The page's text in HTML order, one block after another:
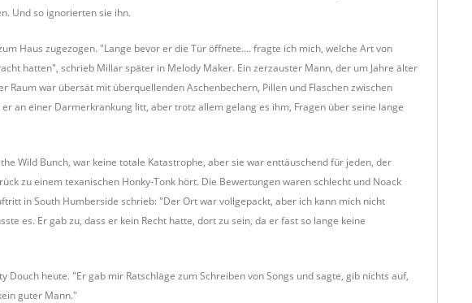
Und so ignorierten sie ihn.
Haus zugezogen. "Lange bevor er die Tür öffnete.... fragte ich mich, welche Art von
hatten", schrieb Millar später in Melody Maker. Ein zerzauster Mann, der um Jahre älter
Raum war übersät mit überquellenden Aschenbechern, Pillen und Flaschen zwischen
an einer Darmerkrankung litt, aber trotz allem gelang es ihm, Fragen über seine lange
Wild Bunch, war keine totale Katastrophe, aber sie war enttäuschend für jeden, der
zu einem texanischen Honky-Tonk hört. Die Bewertungen waren schlecht und Noack
in South Humberside schrieb: "Der Ort war vollgepackt, aber ich kann mich nicht
es. Er gab zu, dass er kein Recht hatte, dort zu sein, da er fast so lange keine
heute. "Er gab mir Ratschläge zum Schreiben von Songs und sagte, gib nichts auf,
guter Mann."